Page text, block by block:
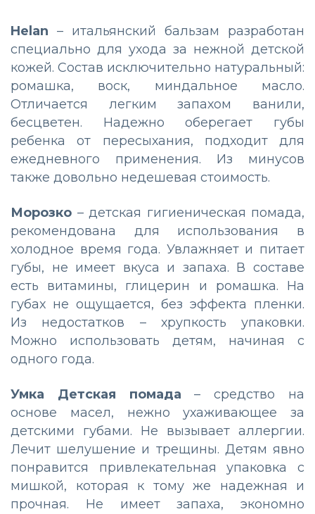
Helan – итальянский бальзам разработан
специально для ухода за нежной детской
кожей. Состав исключительно натуральный:
ромашка, воск, миндальное масло.
Отличается легким запахом ванили,
бесцветен. Надежно оберегает губы
ребенка от пересыхания, подходит для
ежедневного применения. Из минусов
также довольно недешевая стоимость.
Морозко – детская гигиеническая помада,
рекомендована для использования в
холодное время года. Увлажняет и питает
губы, не имеет вкуса и запаха. В составе
есть витамины, глицерин и ромашка. На
губах не ощущается, без эффекта пленки.
Из недостатков – хрупкость упаковки.
Можно использовать детям, начиная с
одного года.
Умка Детская помада– средство на
основе масел, нежно ухаживающее за
детскими губами. Не вызывает аллергии.
Лечит шелушение и трещины. Детям явно
понравится привлекательная упаковка с
мишкой, которая к тому же надежная и
прочная. Не имеет запаха, экономно